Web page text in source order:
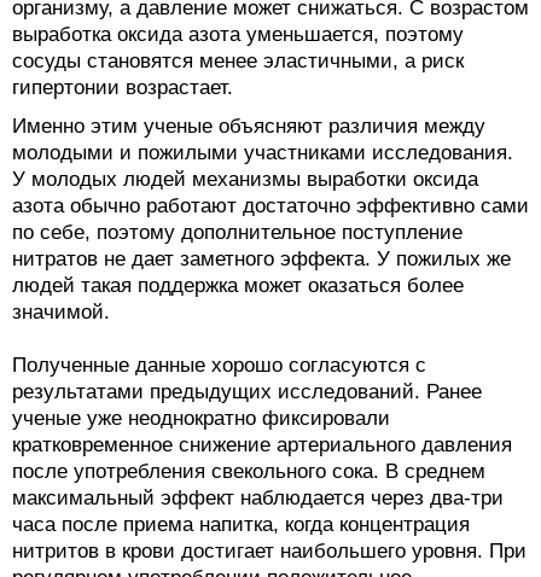
организму, а давление может снижаться. С возрастом
выработка оксида азота уменьшается, поэтому
сосуды становятся менее эластичными, а риск
гипертонии возрастает.
Именно этим ученые объясняют различия между
молодыми и пожилыми участниками исследования.
У молодых людей механизмы выработки оксида
азота обычно работают достаточно эффективно сами
по себе, поэтому дополнительное поступление
нитратов не дает заметного эффекта. У пожилых же
людей такая поддержка может оказаться более
значимой.
Полученные данные хорошо согласуются с
результатами предыдущих исследований. Ранее
ученые уже неоднократно фиксировали
кратковременное снижение артериального давления
после употребления свекольного сока. В среднем
максимальный эффект наблюдается через два-три
часа после приема напитка, когда концентрация
нитритов в крови достигает наибольшего уровня. При